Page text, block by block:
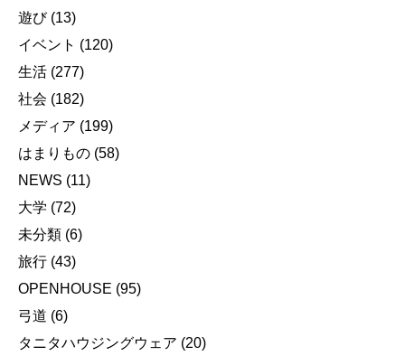
遊び(13)
イベント (120)
生活 (277)
社会 (182)
メディア (199)
はまりもの (58)
NEWS (11)
大学 (72)
未分類 (6)
旅行 (43)
OPENHOUSE (95)
弓道 (6)
タニタハウジングウェア (20)